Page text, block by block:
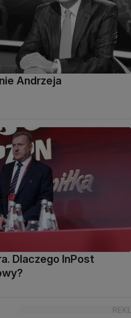
Andrzeja
Dlaczego InPost